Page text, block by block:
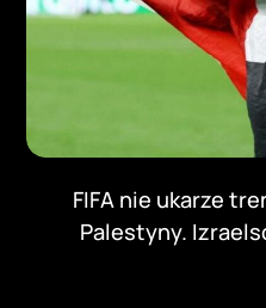
FIFA nie ukarze
Palestyny.